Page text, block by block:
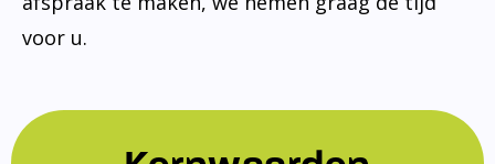
voor u.